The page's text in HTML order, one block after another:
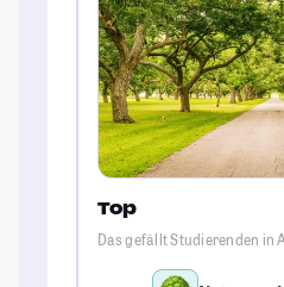
Top
Das gefällt Studierenden in